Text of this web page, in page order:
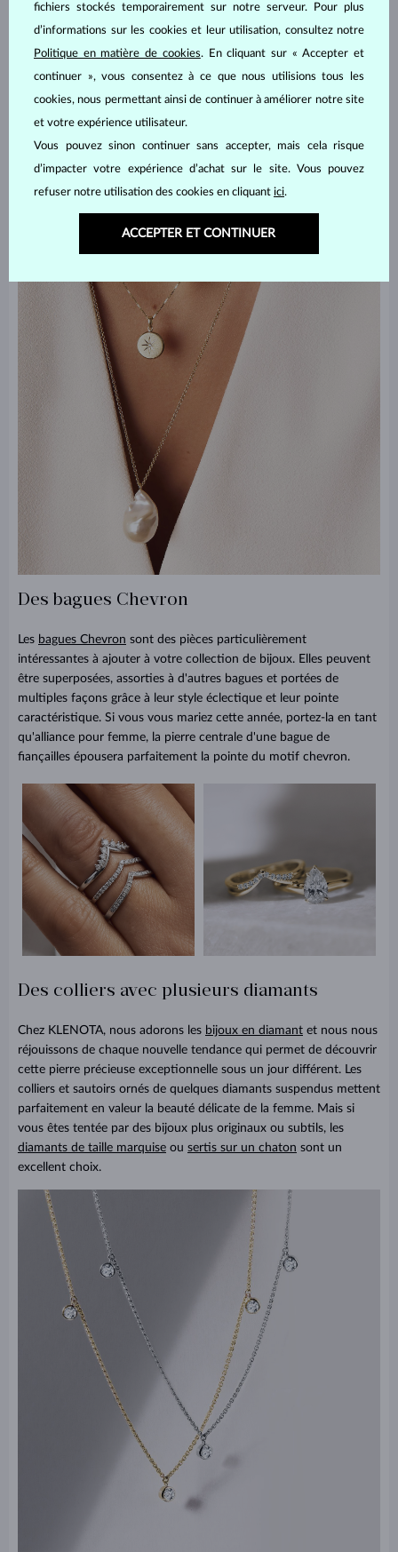
Des pendentifs originaux
Donnez un coup d’éclat à votre décolleté avec un pendentif au
Les tendances actuelles sont à la fois aux colliers ras du cou et aux
longs sautoirs pouvant jusqu’à atteindre la taille. N'hésitez pas à
laisser votre personnalité s’exprimer, à travers des lignes
géométriques épurées ou un layering à la silhouette dynamique.
Des bagues Chevron
Les bagues Chevron sont des pièces particulièrement
intéressantes à ajouter à votre collection de bijoux. Elles peuvent
être superposées, assorties à d'autres bagues et portées de
multiples façons grâce à leur style éclectique et leur pointe
caractéristique. Si vous vous mariez cette année, portez-la en tant
qu'alliance pour femme, la pierre centrale d'une bague de
fiançailles épousera parfaitement la pointe du motif chevron.
Des colliers avec plusieurs diamants
Chez KLENOTA, nous adorons les bijoux en diamant et nous nous
réjouissons de chaque nouvelle tendance qui permet de découvrir
cette pierre précieuse exceptionnelle sous un jour différent. Les
colliers et sautoirs ornés de quelques diamants suspendus mettent
parfaitement en valeur la beauté délicate de la femme. Mais si
vous êtes tentée par des bijoux plus originaux ou subtils, les
diamants de taille marquise ou sertis sur un chaton sont un
excellent choix.
fichiers stockés temporairement sur notre serveur. Pour plus
d’informations sur les cookies et leur utilisation, consultez notre
Politique en matière de cookies. En cliquant sur « Accepter et
continuer », vous consentez à ce que nous utilisions tous les
cookies, nous permettant ainsi de continuer à améliorer notre site
et votre expérience utilisateur.
Vous pouvez sinon continuer sans accepter, mais cela risque
d’impacter votre expérience d’achat sur le site. Vous pouvez
refuser notre utilisation des cookies en cliquant ici.
ACCEPTER ET CONTINUER